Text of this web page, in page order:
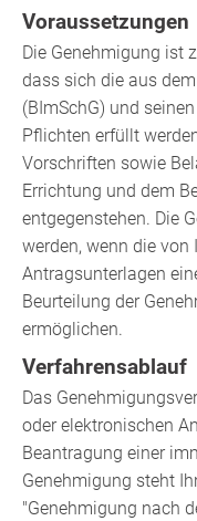
Voraussetzungen
Die Genehmigung ist
dass sich die aus
(BImSchG) und
Pflichten erfüllt
Vorschriften sowie
Errichtung und dem
entgegenstehen. Die
werden, wenn die von
Antragsunterlagen
Beurteilung der
ermöglichen.
Verfahrensablauf
Das
oder elektronischen
Beantragung einer
Genehmigung steht
"Genehmigung nach